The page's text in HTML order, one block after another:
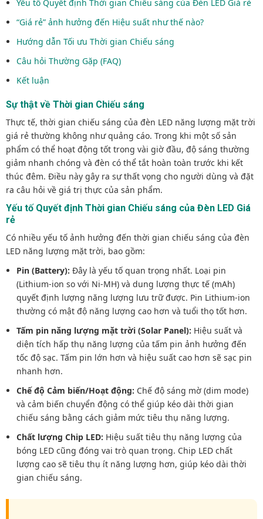
Yếu tố Quyết định Thời gian Chiếu sáng của Đèn LED Giá rẻ
“Giá rẻ” ảnh hưởng đến Hiệu suất như thế nào?
Hướng dẫn Tối ưu Thời gian Chiếu sáng
Câu hỏi Thường Gặp (FAQ)
Kết luận
Sự thật về Thời gian Chiếu sáng
Thực tế, thời gian chiếu sáng của đèn LED năng lượng mặt trời
giá rẻ thường không như quảng cáo. Trong khi một số sản
phẩm có thể hoạt động tốt trong vài giờ đầu, độ sáng thường
giảm nhanh chóng và đèn có thể tắt hoàn toàn trước khi kết
thúc đêm. Điều này gây ra sự thất vọng cho người dùng và đặt
ra câu hỏi về giá trị thực của sản phẩm.
Yếu tố Quyết định Thời gian Chiếu sáng của Đèn LED Giá
rẻ
Có nhiều yếu tố ảnh hưởng đến thời gian chiếu sáng của đèn
LED năng lượng mặt trời, bao gồm:
Pin (Battery): Đây là yếu tố quan trọng nhất. Loại pin
(Lithium-ion so với Ni-MH) và dung lượng thực tế (mAh)
quyết định lượng năng lượng lưu trữ được. Pin Lithium-ion
thường có mật độ năng lượng cao hơn và tuổi thọ tốt hơn.
Tấm pin năng lượng mặt trời (Solar Panel): Hiệu suất và
diện tích hấp thụ năng lượng của tấm pin ảnh hưởng đến
tốc độ sạc. Tấm pin lớn hơn và hiệu suất cao hơn sẽ sạc pin
nhanh hơn.
Chế độ Cảm biến/Hoạt động: Chế độ sáng mờ (dim mode)
và cảm biến chuyển động có thể giúp kéo dài thời gian
chiếu sáng bằng cách giảm mức tiêu thụ năng lượng.
Chất lượng Chip LED: Hiệu suất tiêu thụ năng lượng của
bóng LED cũng đóng vai trò quan trọng. Chip LED chất
lượng cao sẽ tiêu thụ ít năng lượng hơn, giúp kéo dài thời
gian chiếu sáng.